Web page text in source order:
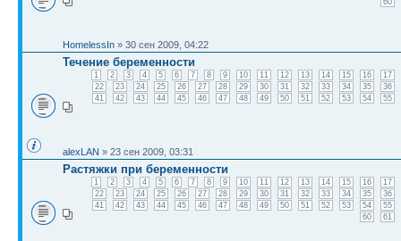
60
HomelessIn » 30 сен 2009, 04:22
Течение беременности
1 2 3 4 5 6 7 8 9 10 11 12 13 14 15 16
17
22
23 24 25 26 27 28 29 30 31 32 33 34 35
36
41
42 43 44 45 46 47 48 49 50 51 52 53 54 55
alexLAN » 23 сен 2009, 03:31
Растяжки при беременности
1 2 3 4 5 6 7 8 9 10 11 12 13 14 15 16
17
22
23 24 25 26 27 28 29 30 31 32 33 34 35
36
41
42 43 44 45 46 47 48 49 50 51 52 53 54
55
60
61